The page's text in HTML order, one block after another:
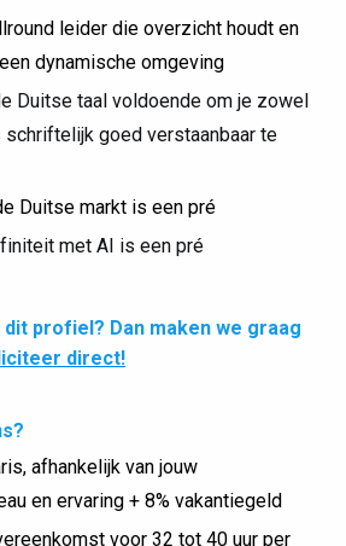
leider die overzicht houdt en
dynamische omgeving
Duitse taal voldoende om je zowel
schriftelijk goed verstaanbaar te
Duitse markt is een pré
met AI is een pré
profiel? Dan maken we graag
direct!
afhankelijk van jouw
en ervaring + 8% vakantiegeld
voor 32 tot 40 uur per